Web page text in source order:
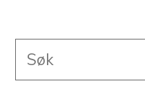
f
o
Søketekst